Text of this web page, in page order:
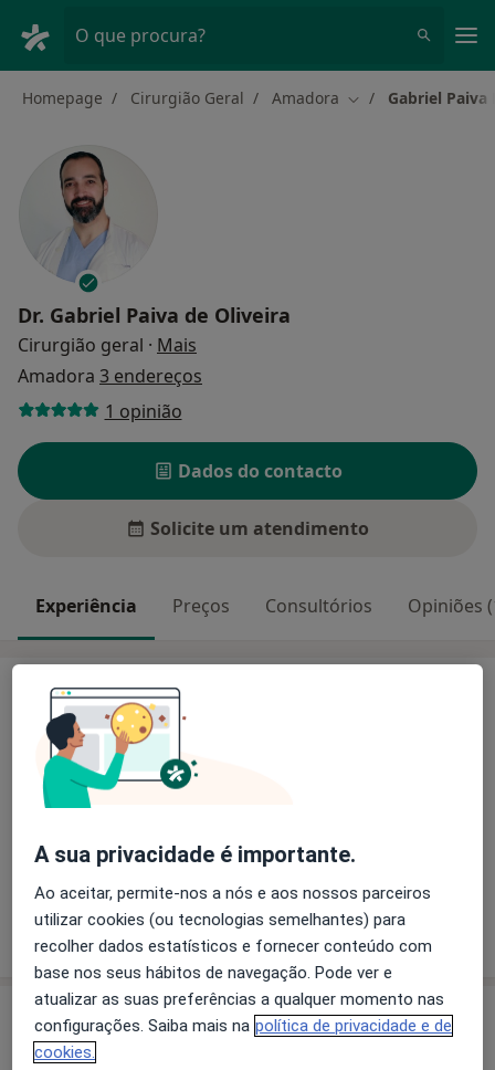
O que procura?
Homepage Cirurgião Geral Amadora Mudar de cidade
Gabriel Paiva
Dr. Gabriel Paiva de Oliveira
Cirurgião geral · Mais
Amadora 3 endereços
1 opinião
Dados do contacto
Solicite um atendimento
Experiência Preços Consultórios Opiniões
Experiência
Principais doenças tratadas
Abscesso Colecistite
Abscesso Abdominal
Adultos (Apenas em alguns endereços)
Mostrar mais detalhes
sobre a experiência
Serviços e preços
Cirurgia da parede abdominal
A sua privacidade é importante.
Ao aceitar, permite-nos a nós e aos nossos parceiros
utilizar cookies (ou tecnologias semelhantes) para
recolher dados estatísticos e fornecer conteúdo com
base nos seus hábitos de navegação. Pode ver e
atualizar as suas preferências a qualquer momento nas
configurações. Saiba mais na política de privacidade e de
cookies.